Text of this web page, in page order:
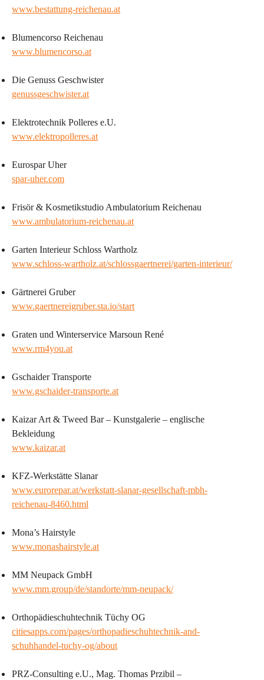
www.bestattung-reichenau.at
Blumencorso Reichenau
www.blumencorso.at
Die Genuss Geschwister
genussgeschwister.at
Elektrotechnik Polleres e.U.
www.elektropolleres.at
Eurospar Uher
spar-uher.com
Frisör & Kosmetikstudio Ambulatorium Reichenau
www.ambulatorium-reichenau.at
Garten Interieur Schloss Wartholz
www.schloss-wartholz.at/schlossgaertnerei/garten-interieur/
Gärtnerei Gruber
www.gaertnereigruber.sta.io/start
Graten und Winterservice Marsoun René
www.rm4you.at
Gschaider Transporte
www.gschaider-transporte.at
Kaizar Art & Tweed Bar – Kunstgalerie – englische
Bekleidung
www.kaizar.at
KFZ-Werkstätte Slanar
www.eurorepar.at/werkstatt-slanar-gesellschaft-mbh-
reichenau-8460.html
Mona’s Hairstyle
www.monashairstyle.at
MM Neupack GmbH
www.mm.group/de/standorte/mm-neupack/
Orthopädieschuhtechnik Tüchy OG
citiesapps.com/pages/orthopadieschuhtechnik-and-
schuhhandel-tuchy-og/about
PRZ-Consulting e.U., Mag. Thomas Przibil –